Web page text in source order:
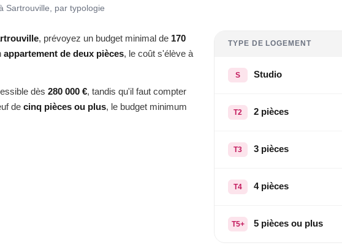
Sartrouville, par typologie
, prévoyez un budget minimal de 170
appartement de deux pièces, le coût s'élève à
dès 280 000 €, tandis qu'il faut compter
de cinq pièces ou plus, le budget minimum
TYPE DE LOGEMENT
S Studio
T2 2 pièces
T3 3 pièces
T4 4 pièces
T5+ 5 pièces ou plus